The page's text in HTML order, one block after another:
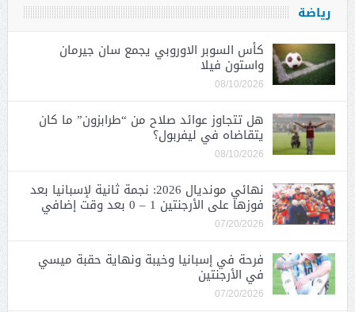
رياضة
كأس السوبر الاوروبي يجمع سان جيرمان
واستون فيلا
08/10/2026
هل تتجاوز عوائد صلاح من “طرابزون” ما كان
يتقاضاه في ليفربول؟
08/10/2026
نهائي مونديال 2026: نجمة ثانية لإسبانيا بعد
فوزها على الأرجنتين 1 – 0 بعد وقت إضافي
07/20/2026
فرحة في إسبانيا وخيبة ونهاية حقبة ميسي
في الأرجنتين
07/20/2026